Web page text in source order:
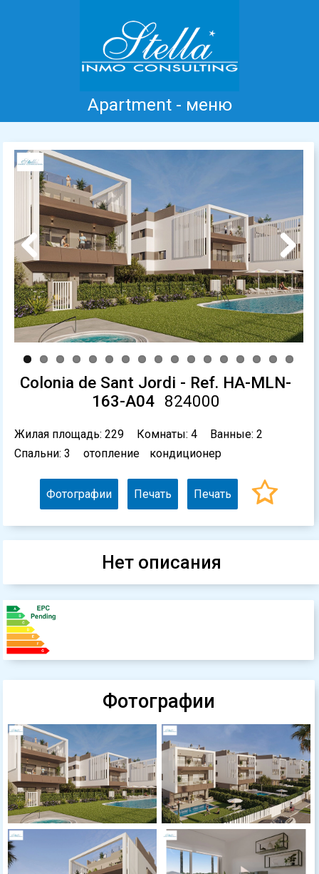
Apartment - меню
Главная Коста Бланка Продажа
Аренда Новые дома
Отзывы
Previous Next
Colonia de Sant Jordi - Ref. HA-MLN-
163-A04 824000
Жилая площадь: 229 Комнаты: 4
Ванные: 2
Спальни: 3
отопление кондиционер
Фотографии Печать Печать
Нет описания
Фотографии